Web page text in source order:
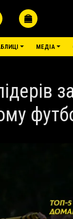
МЕДІА